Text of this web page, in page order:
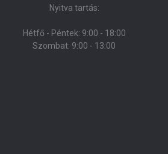
Nyitva tartás:
Hétfő - Péntek: 9:00 - 18:00
Szombat: 9:00 - 13:00